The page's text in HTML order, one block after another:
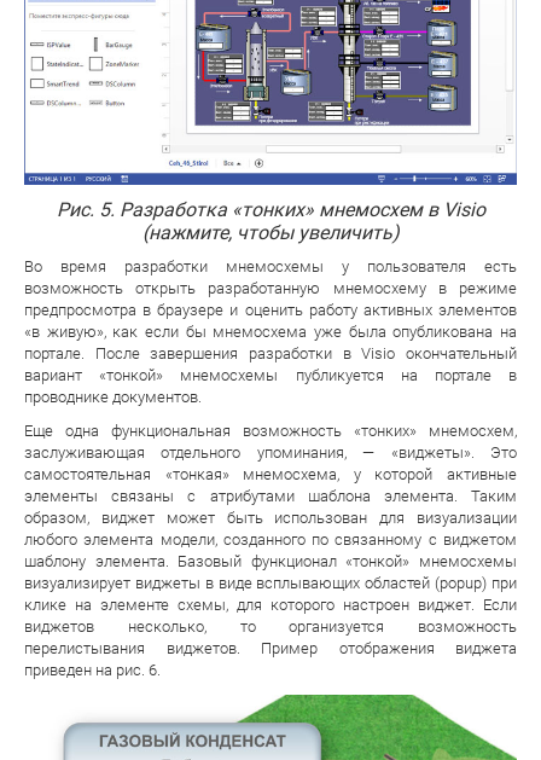
Рис. 5. Разработка «тонких» мнемосхем в Visio
(нажмите, чтобы увеличить)
Во время разработки мнемосхемы у пользователя есть
возможность открыть разработанную мнемосхему в режиме
предпросмотра в браузере и оценить работу активных элементов
«в живую», как если бы мнемосхема уже была опубликована на
портале. После завершения разработки в Visio окончательный
вариант «тонкой» мнемосхемы публикуется на портале в
проводнике документов.
Еще одна функциональная возможность «тонких» мнемосхем,
заслуживающая отдельного упоминания, — «виджеты». Это
самостоятельная «тонкая» мнемосхема, у которой активные
элементы связаны с атрибутами шаблона элемента. Таким
образом, виджет может быть использован для визуализации
любого элемента модели, созданного по связанному с виджетом
шаблону элемента. Базовый функционал «тонкой» мнемосхемы
визуализирует виджеты в виде всплывающих областей (popup) при
клике на элементе схемы, для которого настроен виджет. Если
виджетов несколько, то организуется возможность
перелистывания виджетов. Пример отображения виджета
приведен на рис. 6.